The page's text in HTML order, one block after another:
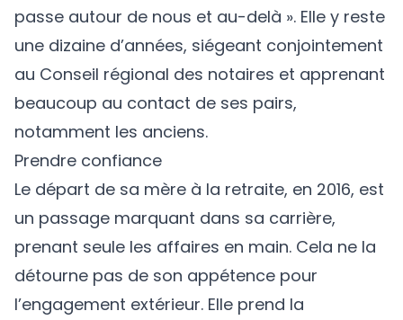
passe autour de nous et au-delà ». Elle y reste
une dizaine d’années, siégeant conjointement
au Conseil régional des notaires et apprenant
beaucoup au contact de ses pairs,
notamment les anciens.
Prendre confiance
Le départ de sa mère à la retraite, en 2016, est
un passage marquant dans sa carrière,
prenant seule les affaires en main. Cela ne la
détourne pas de son appétence pour
l’engagement extérieur. Elle prend la